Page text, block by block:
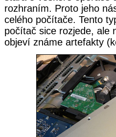
rozhraním. Proto jeho
celého počítače. Tento
počítač sice rozjede, ale
objeví známe artefakty